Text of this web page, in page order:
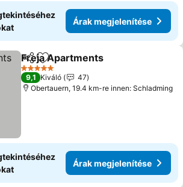
Árak megjelenítése
Megosztás
Hozzáadás a kedvencekhez
Freja Apartments
5 Kategória
9,1 Kiváló
47
Obertauern, 19.4 km-re innen: Schladming
Árak megjelenítése